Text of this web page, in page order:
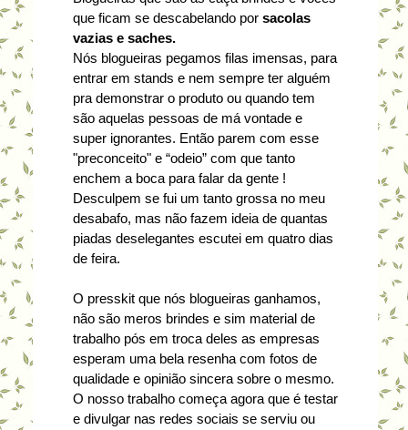
que ficam se descabelando por sacolas
vazias e saches.
Nós blogueiras pegamos filas imensas, para
entrar em stands e nem sempre ter alguém
pra demonstrar o produto ou quando tem
são aquelas pessoas de má vontade e
super ignorantes. Então parem com esse
"preconceito" e “odeio” com que tanto
enchem a boca para falar da gente !
Desculpem se fui um tanto grossa no meu
desabafo, mas não fazem ideia de quantas
piadas deselegantes escutei em quatro dias
de feira.
O presskit que nós blogueiras ganhamos,
não são meros brindes e sim material de
trabalho pós em troca deles as empresas
esperam uma bela resenha com fotos de
qualidade e opinião sincera sobre o mesmo.
O nosso trabalho começa agora que é testar
e divulgar nas redes sociais se serviu ou